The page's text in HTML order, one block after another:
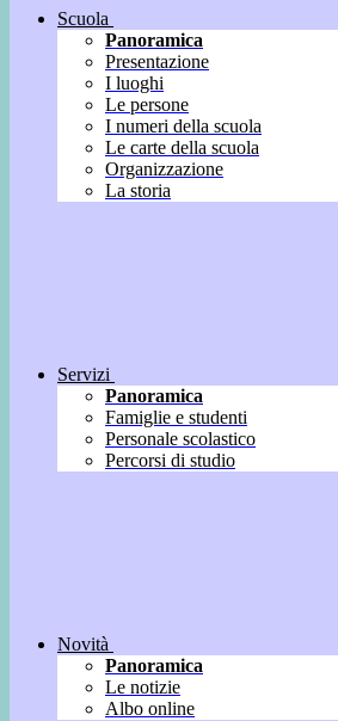
Scuola
Panoramica
Presentazione
I luoghi
Le persone
I numeri della scuola
Le carte della scuola
Organizzazione
La storia
Servizi
Panoramica
Famiglie e studenti
Personale scolastico
Percorsi di studio
Novità
Panoramica
Le notizie
Albo online